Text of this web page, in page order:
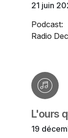
21 juin
Podcast:
Radio
L'ours
19